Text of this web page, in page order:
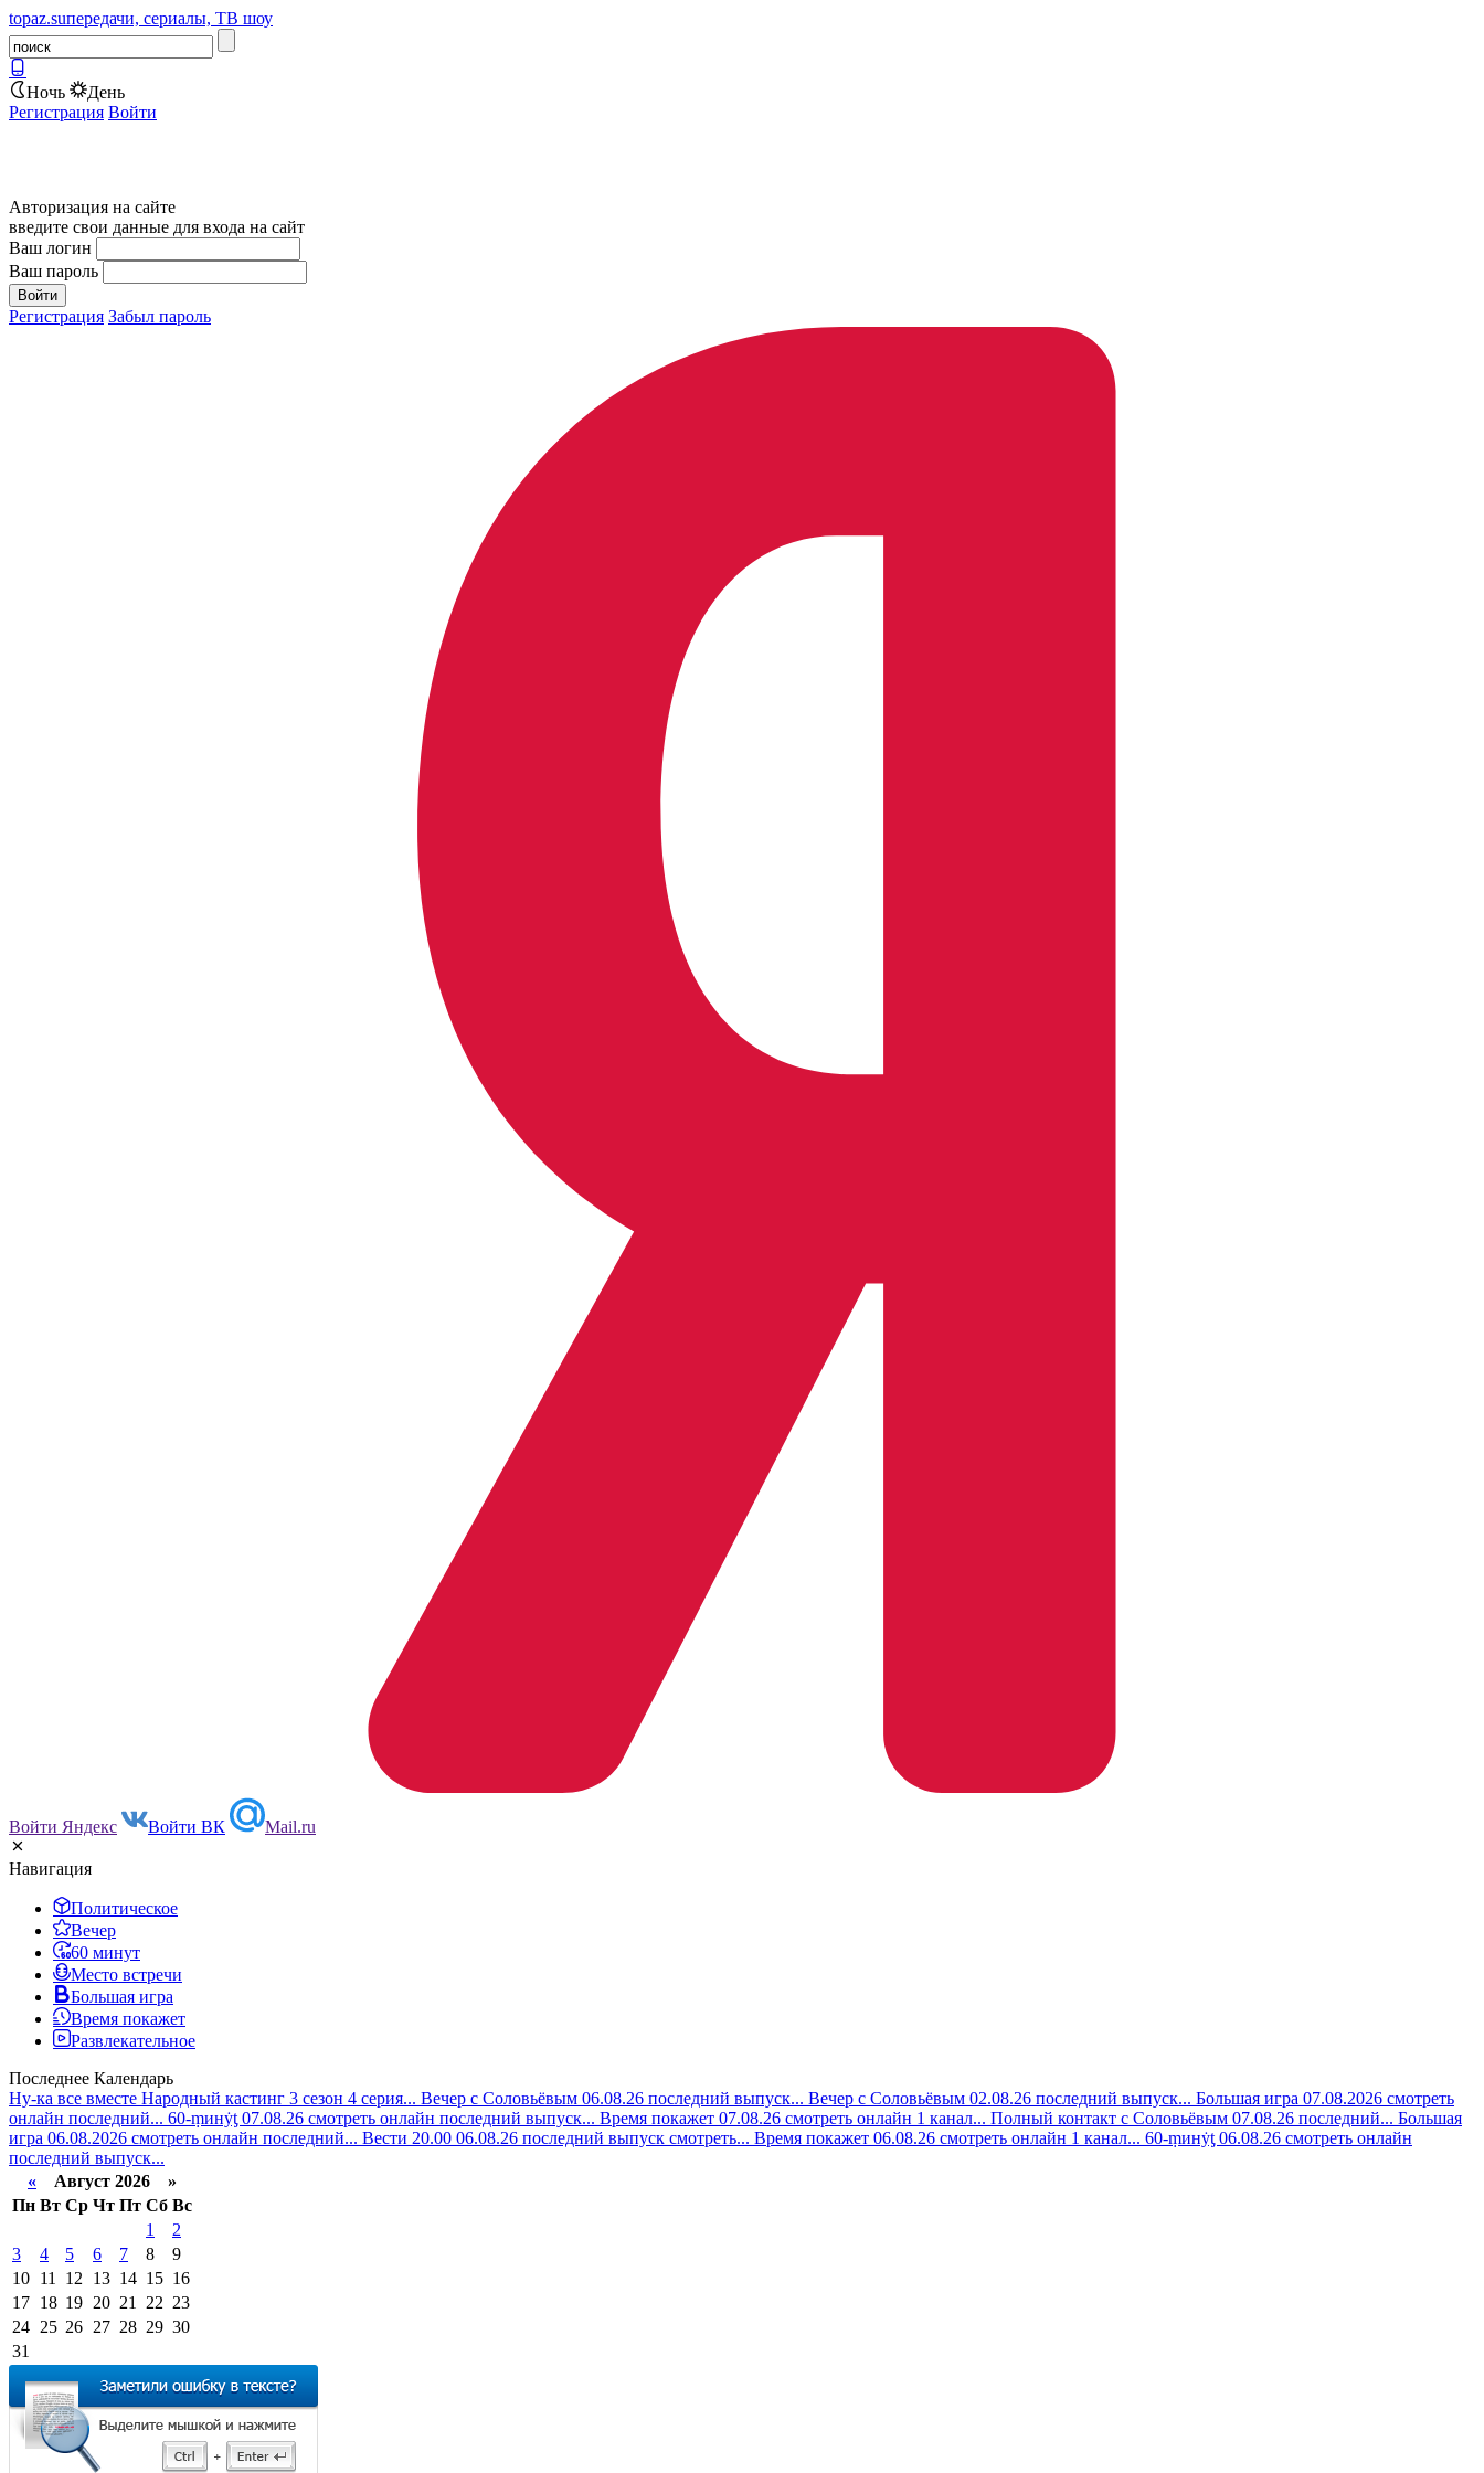
topaz.suпередачи, сериалы, ТВ шоу
Ночь
День
Регистрация Войти
Авторизация на сайте
введите свои данные для входа на сайт
Ваш логин
Ваш пароль
Регистрация Забыл пароль
Войти Яндекс Войти ВК Mail.ru
Навигация
Политическое
Вечер
60 минут
Место встречи
Большая игра
Время покажет
Развлекательное
Последнее Календарь
Ну-ка все вместе Народный кастинг 3 сезон 4 серия... Вечер с Соловьёвым 06.08.26 последний выпуск... Вечер с Соловьёвым 02.08.26 последний выпуск... Большая игра 07.08.2026 смотреть
онлайн последний... 60-ṃинẏƫ 07.08.26 смотреть онлайн последний выпуск... Время покажет 07.08.26 смотреть онлайн 1 канал... Полный контакт с Соловьёвым 07.08.26 последний... Большая
игра 06.08.2026 смотреть онлайн последний... Вести 20.00 06.08.26 последний выпуск смотреть... Время покажет 06.08.26 смотреть онлайн 1 канал... 60-ṃинẏƫ 06.08.26 смотреть онлайн
последний выпуск...
« Август 2026 »
Пн Вт Ср Чт Пт Сб Вс
1
2
3
4 5 6 7 8
9
10 11 12 13 14 15 16
17 18 19 20 21 22 23
24 25 26 27 28 29 30
31